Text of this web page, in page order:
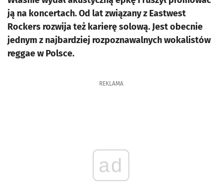
ją na koncertach. Od lat związany z Eastwest
Rockers rozwija też karierę solową. Jest obecnie
jednym z najbardziej rozpoznawalnych wokalistów
reggae w Polsce.
REKLAMA
ad